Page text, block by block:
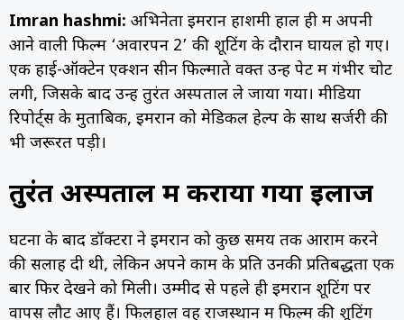
Imran hashmi: अभिनेता इमरान हाशमी हाल ही में अपनी
आने वाली फिल्म ‘अवारपन 2’ की शूटिंग के दौरान घायल हो गए।
एक हाई-ऑक्टेन एक्शन सीन फिल्माते वक्त उन्हें पेट में गंभीर चोट
लगी, जिसके बाद उन्हें तुरंत अस्पताल ले जाया गया। मीडिया
रिपोर्ट्स के मुताबिक, इमरान को मेडिकल हेल्प के साथ सर्जरी की
भी जरूरत पड़ी।
तुरंत अस्पताल में कराया गया इलाज
घटना के बाद डॉक्टरों ने इमरान को कुछ समय तक आराम करने
की सलाह दी थी, लेकिन अपने काम के प्रति उनकी प्रतिबद्धता एक
बार फिर देखने को मिली। उम्मीद से पहले ही इमरान शूटिंग पर
वापस लौट आए हैं। फिलहाल वह राजस्थान में फिल्म की शूटिंग